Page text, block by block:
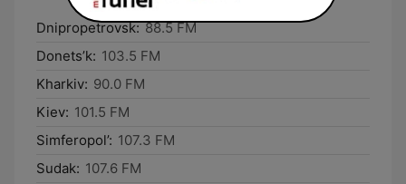
Dnipropetrovsk: 88.5 FM
Donets’k: 103.5 FM
Kharkiv: 90.0 FM
Kiev: 101.5 FM
Simferopol’: 107.3 FM
Sudak: 107.6 FM